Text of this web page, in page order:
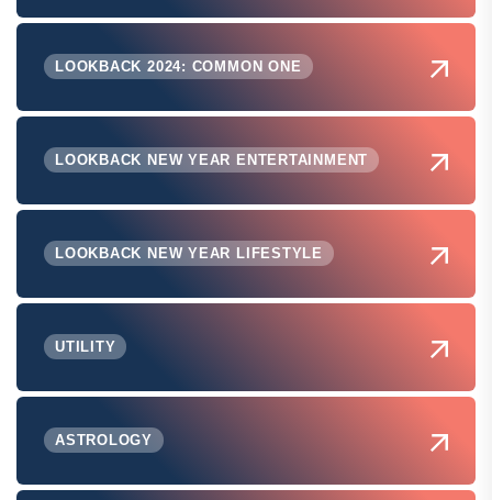
LOOKBACK 2024: COMMON ONE
LOOKBACK NEW YEAR ENTERTAINMENT
LOOKBACK NEW YEAR LIFESTYLE
UTILITY
ASTROLOGY